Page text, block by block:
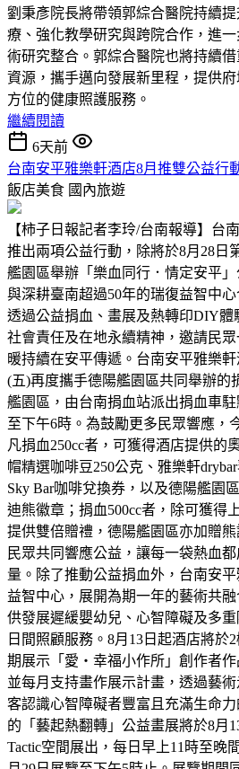
劉秉彥院長將帶領郭綜合醫院持續
療、強化教學研究與跨院合作，進
術研究整合。郭綜合醫院也將持續
資源，攜手邁向發展新里程，提供
方位的健康照護服務。
繼續閱讀
6天前
台南安平雅樂軒酒店8月推雙公益行
飯店美食 國內旅遊
【柿子日報記者李玲/台南報導】台
推出兩項公益行動，除將於8月28日
艦園區舉辦「樂血同行．情定安平
與深耕臺南超過50年的瑞復益智中
透過公益捐血、畫展及熱轉印DIY體
社會責任及在地永續精神，邀請民
暖持續在安平傳遞。台南安平雅樂軒
(五)再度攜手德陽艦園區共同舉辦的
艦園區，由台南捐血站派出捐血車
至下午6時。為鼓勵更多民眾響應，
凡捐血250cc者，可獲得酒店提供的
帽精選咖啡豆250公克、雅樂軒
Sky Bar咖啡兌換券，以及德陽艦園
迪熊徽章；捐血500cc者，除可獲得
提供雙倍贈禮，德陽艦園區亦加贈
民眾共同響應公益，讓每一袋熱血
量。除了推動公益捐血外，台南安
益智中心，展開為期一年的藝術共
供發展遲緩嬰幼兒、心智障礙及多
日間照顧服務。8月13日起酒店將於
期展示「愛・幸福小作所」創作者作
並每月支持畫作展示計畫，透過藝
客認識心智障礙者豐富且充滿生命
的「藝起熱翻轉」公益畫展將於8月
Tactic空間展出，每日早上11時至晚